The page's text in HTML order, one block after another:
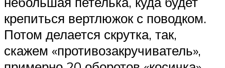
крепиться вертлюжок с поводком.
Потом делается скрутка, так,
скажем «противозакручиватель»,